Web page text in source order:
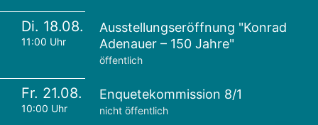
Di. 18.08.
11:00 Uhr
Ausstellungseröffnung "Konrad
Adenauer – 150 Jahre"
öffentlich
Fr. 21.08.
10:00 Uhr
Enquetekommission 8/1
nicht öffentlich